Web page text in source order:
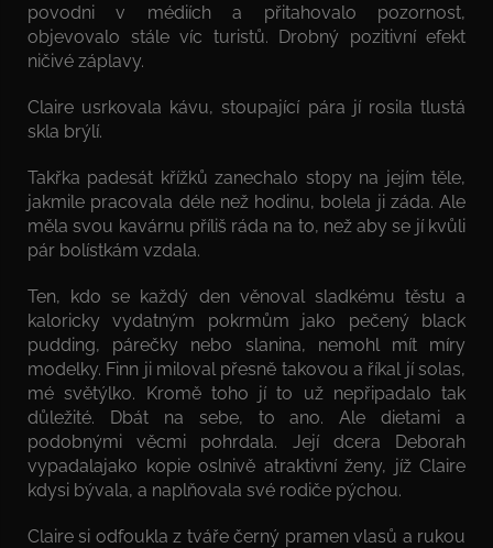
povodni v médiích a přitahovalo pozornost,
objevovalo stále víc turistů. Drobný pozitivní efekt
ničivé záplavy.
Claire usrkovala kávu, stoupající pára jí rosila tlustá
skla brýlí.
Takřka padesát křížků zanechalo stopy na jejím těle,
jakmile pracovala déle než hodinu, bolela ji záda. Ale
měla svou kavárnu příliš ráda na to, než aby se jí kvůli
pár bolístkám vzdala.
Ten, kdo se každý den věnoval sladkému těstu a
kaloricky vydatným pokrmům jako pečený black
pudding, párečky nebo slanina, nemohl mít míry
modelky. Finn ji miloval přesně takovou a říkal jí solas,
mé světýlko. Kromě toho jí to už nepřipadalo tak
důležité. Dbát na sebe, to ano. Ale dietami a
podobnými věcmi pohrdala. Její dcera Deborah
vypadalajako kopie oslnivě atraktivní ženy, jíž Claire
kdysi bývala, a naplňovala své rodiče pýchou.
Claire si odfoukla z tváře černý pramen vlasů a rukou